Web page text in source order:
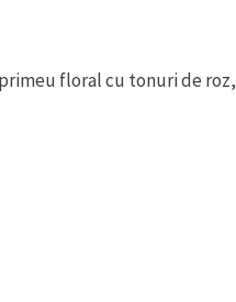
floral cu tonuri de roz,